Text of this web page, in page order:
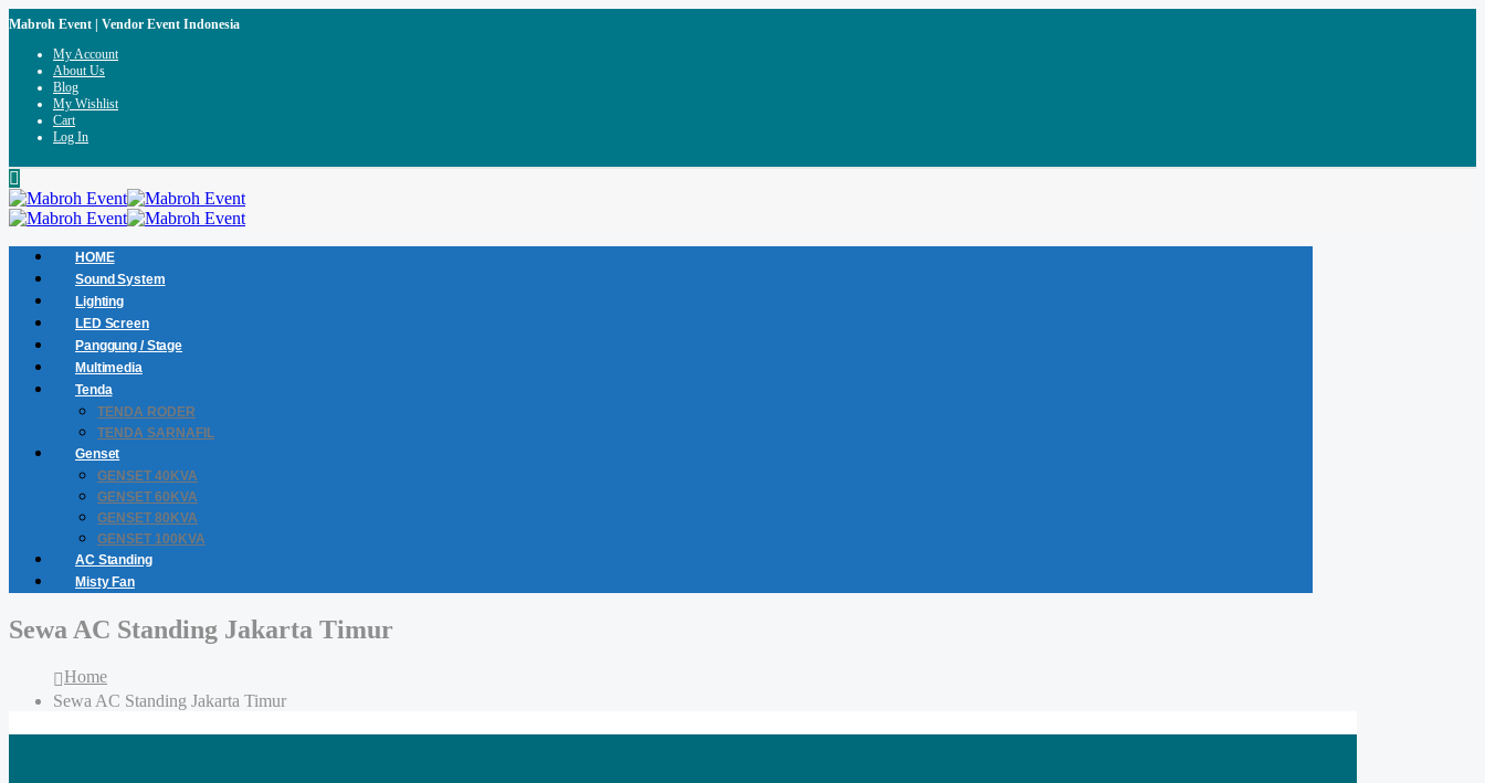
Mabroh Event | Vendor Event Indonesia
My Account
About Us
Blog
My Wishlist
Cart
Log In
HOME
Sound System
Lighting
LED Screen
Panggung / Stage
Multimedia
Tenda
TENDA RODER
TENDA SARNAFIL
Genset
GENSET 40KVA
GENSET 60KVA
GENSET 80KVA
GENSET 100KVA
AC Standing
Misty Fan
Sewa AC Standing Jakarta Timur
Home
Sewa AC Standing Jakarta Timur